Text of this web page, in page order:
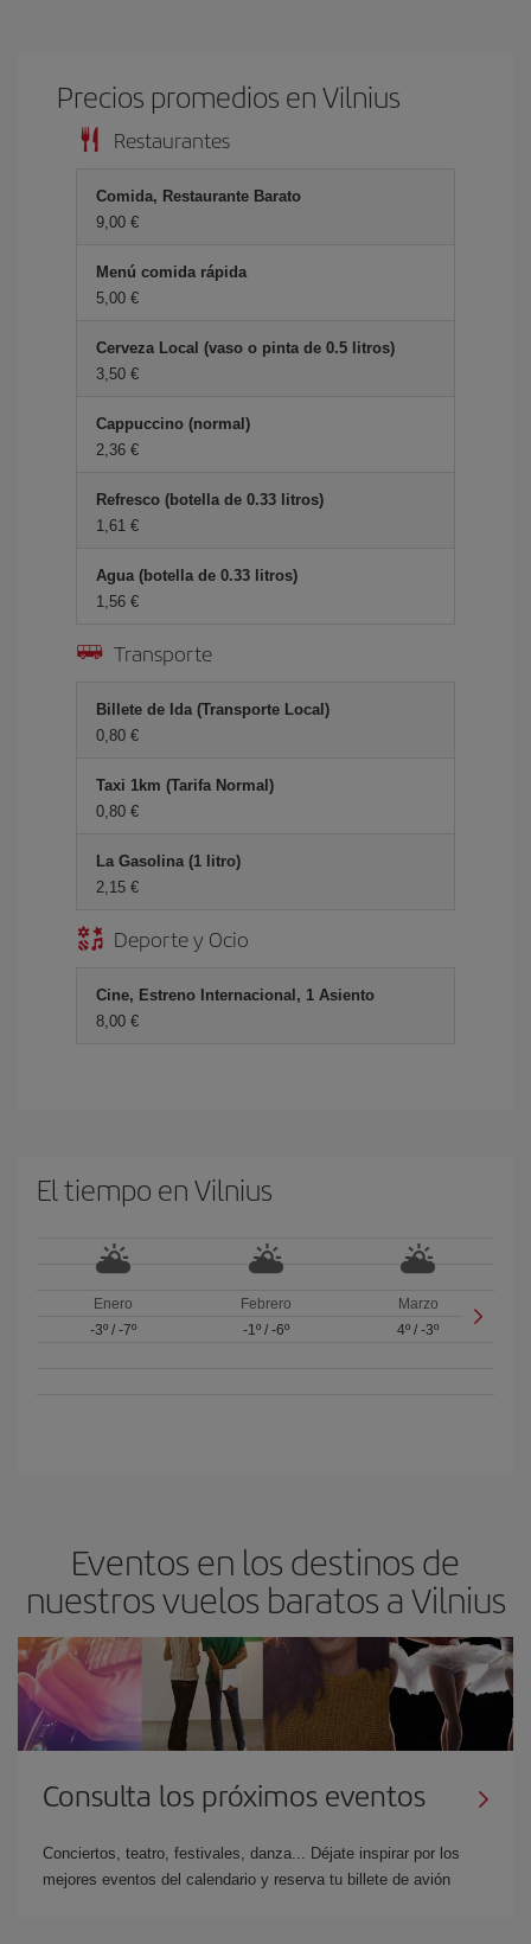
Precios promedios en Vilnius
Restaurantes
Comida, Restaurante Barato
9,00 €
Menú comida rápida
5,00 €
Cerveza Local (vaso o pinta de 0.5 litros)
3,50 €
Cappuccino (normal)
2,36 €
Refresco (botella de 0.33 litros)
1,61 €
Agua (botella de 0.33 litros)
1,56 €
Transporte
Billete de Ida (Transporte Local)
0,80 €
Taxi 1km (Tarifa Normal)
0,80 €
La Gasolina (1 litro)
2,15 €
Deporte y Ocio
Cine, Estreno Internacional, 1 Asiento
8,00 €
El tiempo en Vilnius
Enero
-3º/ -7º
Febrero
-1º/ -6º
Marzo
4º /-3º
Eventos en los destinos de
nuestros vuelos baratos a Vilnius
Consulta los próximos eventos
Conciertos, teatro, festivales, danza... Déjate inspirar por los
mejores eventos del calendario y reserva tu billete de avión